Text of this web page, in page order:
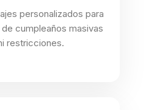
personalizados para
cumpleaños masivas
restricciones.